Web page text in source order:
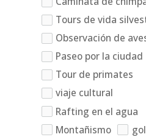
Tours de vida
Observación de
Paseo por la ciudad
Tour de primates
viaje cultural
Rafting en el agua
Montañismo